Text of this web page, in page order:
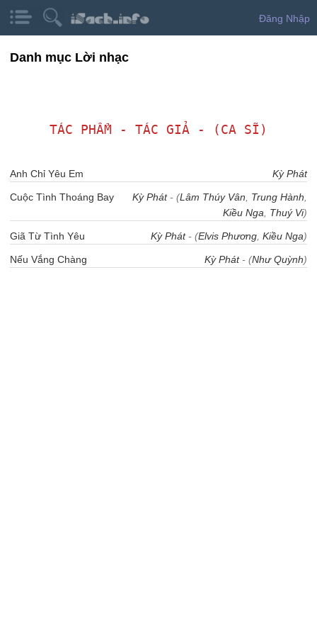
Đăng Nhập
Danh mục Lời nhạc
TÁC PHẨM - TÁC GIẢ - (CA SĨ)
Anh Chỉ Yêu Em Kỳ Phát
Cuộc Tình Thoáng Bay Kỳ Phát- (Lâm Thúy Vân Trung Hành
Kiều Nga
Thuý Vi)
Giã Từ Tình Yêu Kỳ Phát- (Elvis Phương Kiều Nga)
Nếu Vắng Chàng Kỳ Phát- (Như Quỳnh)